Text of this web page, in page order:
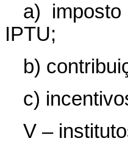
a)
IPTU;
b)
c)
V –